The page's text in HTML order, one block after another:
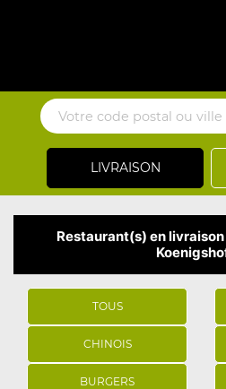
LIVRAISON
Restaurant(s) en
TOUS
CHINOIS
BURGERS